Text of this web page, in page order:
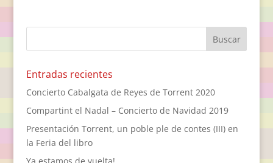
Entradas recientes
Concierto Cabalgata de Reyes de Torrent 2020
Compartint el Nadal – Concierto de Navidad 2019
Presentación Torrent, un poble ple de contes (III) en
la Feria del libro